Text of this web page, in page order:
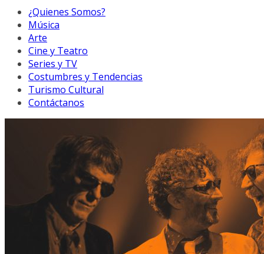
¿Quienes Somos?
Música
Arte
Cine y Teatro
Series y TV
Costumbres y Tendencias
Turismo Cultural
Contáctanos